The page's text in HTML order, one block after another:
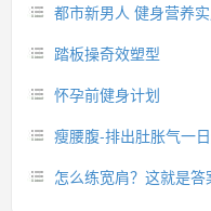
都市新男人 健身营养
踏板操奇效塑型
怀孕前健身计划
瘦腰腹-排出肚胀气一
怎么练宽肩？这就是答